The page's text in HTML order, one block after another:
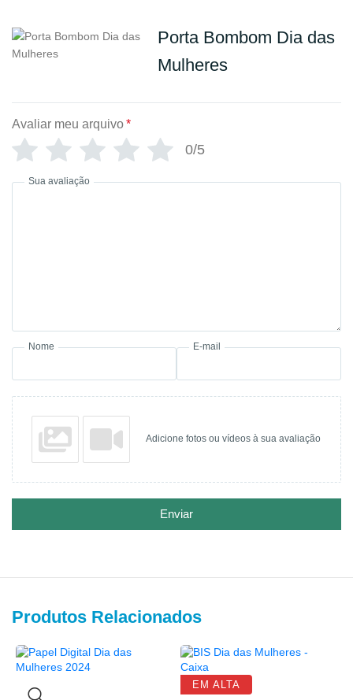
Porta Bombom Dia das
Mulheres
Avaliar meu arquivo*
0/5
Sua avaliação
Nome E-mail
Adicione fotos ou vídeos à sua avaliação
Enviar
Produtos Relacionados
EM ALTA